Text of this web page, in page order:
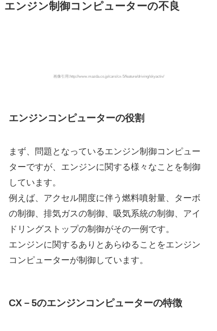
エンジン制御コンピューターの不良
画像引用:http://www.mazda.co.jp/cars/cx-5/feature/driving/skyactiv/
エンジンコンピューターの役割
まず、問題となっているエンジン制御コンピュー
ターですが、エンジンに関する様々なことを制御
しています。
例えば、アクセル開度に伴う燃料噴射量、ターボ
の制御、排気ガスの制御、吸気系統の制御、アイ
ドリングストップの制御がその一例です。
エンジンに関するありとあらゆることをエンジン
コンピューターが制御しています。
CX－5のエンジンコンピューターの特徴